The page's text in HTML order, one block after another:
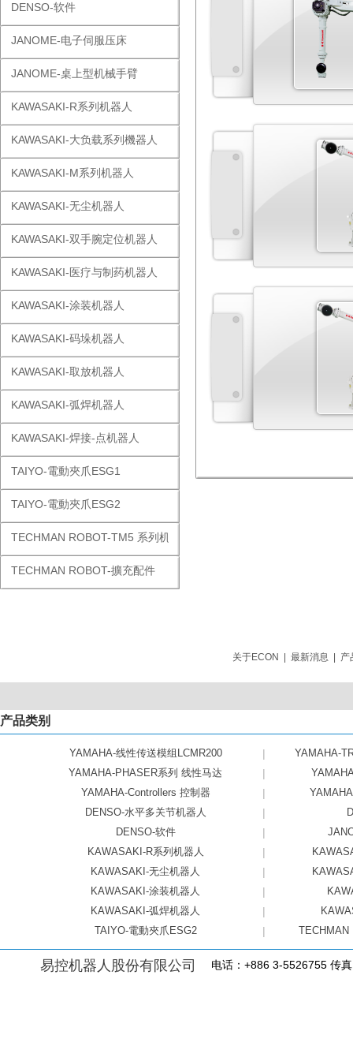
DENSO-软件
JANOME-电子伺服压床
JANOME-桌上型机械手臂
KAWASAKI-R系列机器人
KAWASAKI-大负载系列機器人
KAWASAKI-M系列机器人
KAWASAKI-无尘机器人
KAWASAKI-双手腕定位机器人
KAWASAKI-医疗与制药机器人
KAWASAKI-涂装机器人
KAWASAKI-码垛机器人
KAWASAKI-取放机器人
KAWASAKI-弧焊机器人
KAWASAKI-焊接-点机器人
TAIYO-電動夾爪ESG1
TAIYO-電動夾爪ESG2
TECHMAN ROBOT-TM5 系列机器人
TECHMAN ROBOT-擴充配件
关于ECON 最新消息 产
产品类别
YAMAHA-线性传送模组LCMR200 |
YAMAHA-
YAMAHA-PHASER系列 线性马达
|
YAMAHA-Controllers 控制器
|
DENSO-水平多关节机器人
|
DENSO-软件
|
KAWASAKI-R系列机器人
|
KAWASAKI-无尘机器人
|
KAWASAKI-涂装机器人
|
KAWASAKI-弧焊机器人
|
TAIYO-電動夾爪ESG2
| TECHMAN
易控机器人股份有限公司 电话：+886 3-5526755 传